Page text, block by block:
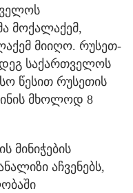
მოქალაქემ,
მიიღო. რუსეთ-
საქართველოს
წესით რუსეთის
მხოლოდ 8
მინიჭების
აჩვენებს,